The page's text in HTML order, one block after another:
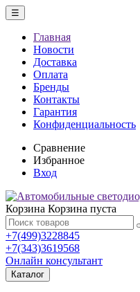
☰
Главная
Новости
Доставка
Оплата
Бренды
Контакты
Гарантия
Конфиденциальность
Сравнение
Избранное
Вход
Корзина Корзина пуста
+7(499)3228845
+7(343)3619568
Онлайн консультант
Каталог